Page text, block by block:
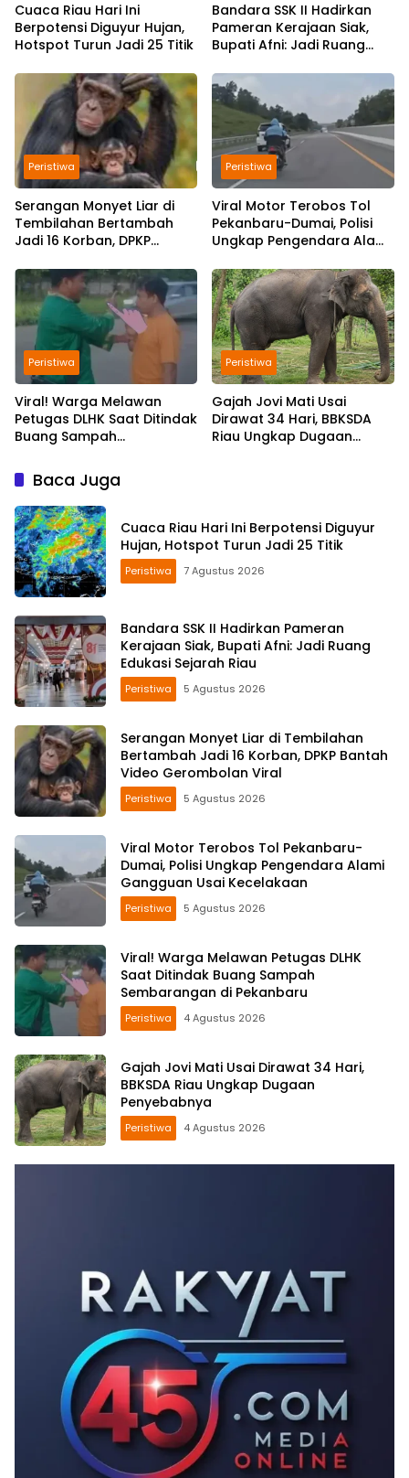
Cuaca Riau Hari Ini
Berpotensi Diguyur Hujan,
Hotspot Turun Jadi 25 Titik
Bandara SSK II Hadirkan
Pameran Kerajaan Siak,
Bupati Afni: Jadi Ruang
Peristiwa
Serangan Monyet Liar di
Tembilahan Bertambah
Jadi 16 Korban, DPKP
Viral
Peristiwa
Viral Motor Terobos Tol
Pekanbaru-Dumai, Polisi
Ungkap Pengendara Alami
Kecelakaan
Peristiwa
Viral! Warga Melawan
Petugas DLHK Saat Ditindak
Buang Sampah
Pekanbaru
Peristiwa
Gajah Jovi Mati Usai
Dirawat 34 Hari, BBKSDA
Riau Ungkap Dugaan
Baca Juga
Cuaca Riau Hari Ini Berpotensi Diguyur
Hujan, Hotspot Turun Jadi 25 Titik
Peristiwa 7 Agustus 2026
Bandara SSK II Hadirkan Pameran
Kerajaan Siak, Bupati Afni: Jadi Ruang
Edukasi Sejarah Riau
Peristiwa 5 Agustus 2026
Serangan Monyet Liar di Tembilahan
Bertambah Jadi 16 Korban, DPKP Bantah
Video Gerombolan Viral
Peristiwa 5 Agustus 2026
Viral Motor Terobos Tol Pekanbaru-
Dumai, Polisi Ungkap Pengendara Alami
Gangguan Usai Kecelakaan
Peristiwa 5 Agustus 2026
Viral! Warga Melawan Petugas DLHK
Saat Ditindak Buang Sampah
Sembarangan di Pekanbaru
Peristiwa 4 Agustus 2026
Gajah Jovi Mati Usai Dirawat 34 Hari,
BBKSDA Riau Ungkap Dugaan
Penyebabnya
Peristiwa 4 Agustus 2026